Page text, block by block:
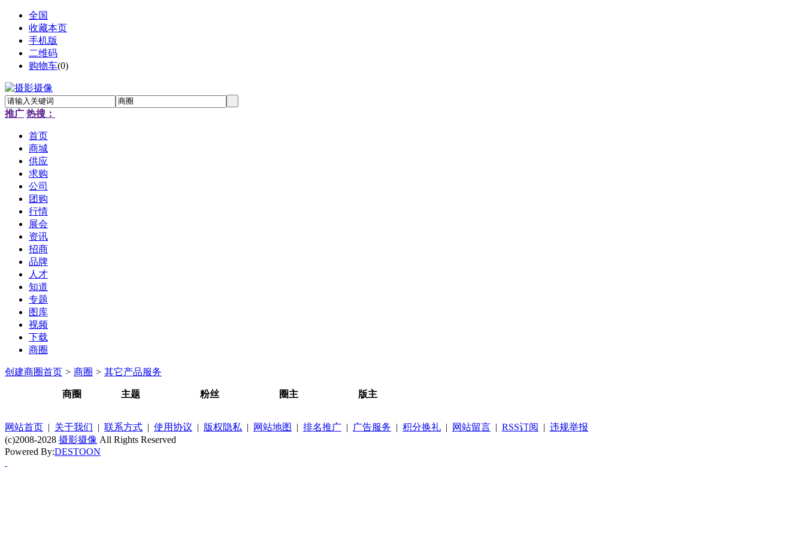
全国
收藏本页
手机版
二维码
购物车(0)
推广 热搜：
首页
商城
供应
求购
公司
团购
行情
展会
资讯
招商
品牌
人才
知道
专题
图库
视频
下载
商圈
创建商圈首页 > 商圈 > 其它产品服务
商圈 主题 粉丝 圈主 版主
网站首页 | 关于我们 | 联系方式 | 使用协议 | 版权隐私 | 网站地图 | 排名推广 | 广告服务 | 积分换礼 | 网站留言 | RSS订阅 | 违规举报
(c)2008-2028 摄影摄像 All Rights Reserved
Powered By:DESTOON